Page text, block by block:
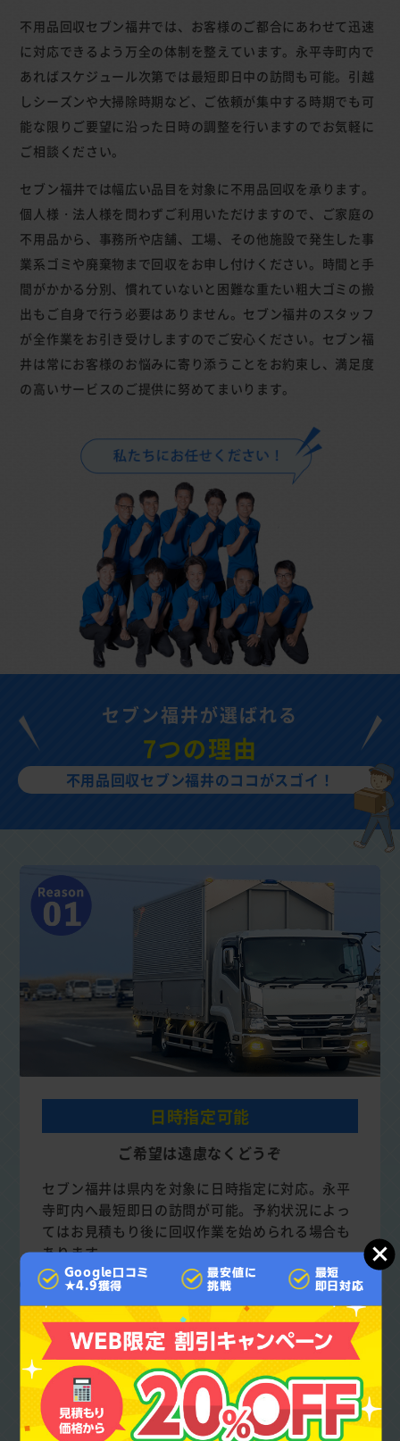
不用品回収セブン福井では、お客様のご都合にあわせて迅速
に対応できるよう万全の体制を整えています。永平寺町内で
あればスケジュール次第では最短即日中の訪問も可能。引越
しシーズンや大掃除時期など、ご依頼が集中する時期でも可
能な限りご要望に沿った日時の調整を行いますのでお気軽に
ご相談ください。
セブン福井では幅広い品目を対象に不用品回収を承ります。
個人様・法人様を問わずご利用いただけますので、ご家庭の
不用品から、事務所や店舗、工場、その他施設で発生した事
業系ゴミや廃棄物まで回収をお申し付けください。時間と手
間がかかる分別、慣れていないと困難な重たい粗大ゴミの搬
出もご自身で行う必要はありません。セブン福井のスタッフ
が全作業をお引き受けしますのでご安心ください。セブン福
井は常にお客様のお悩みに寄り添うことをお約束し、満足度
の高いサービスのご提供に努めてまいります。
セブン福井が選ばれる
7つの理由
不用品回収セブン福井のココがスゴイ！
日時指定可能
ご希望は遠慮なくどうぞ
セブン福井は県内を対象に日時指定に対応。永平
寺町内へ最短即日の訪問が可能。予約状況によっ
てはお見積もり後に回収作業を始められる場合も
あります。
Google口コミ
★4.9獲得
最安値に
挑戦
最短
即日対応